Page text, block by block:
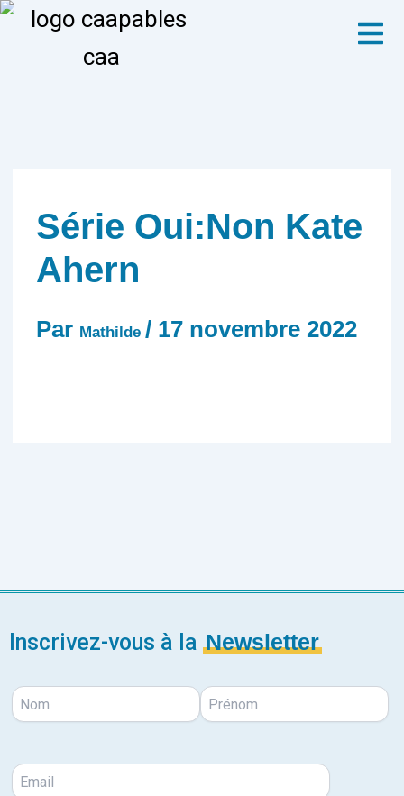
Aller
Menu
Série Oui:Non Kate
Ahern
Par Mathilde/ 17 novembre 2022
Inscrivez-vous à la Newsletter